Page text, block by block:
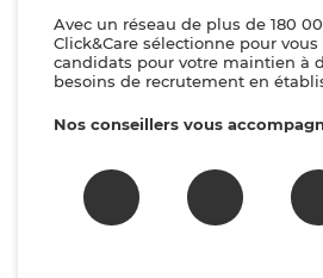
Avec un réseau de plus de 180
Click&Care sélectionne pour
candidats pour votre maintien à
besoins de recrutement en
Nos conseillers vous